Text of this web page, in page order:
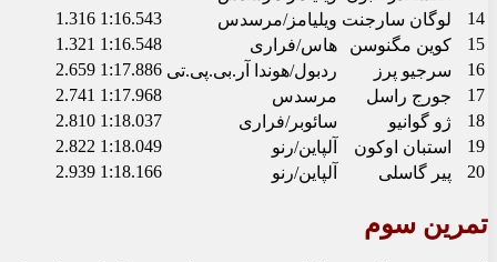
14
لوگان سارجنت ویلیامز/مرسدس 1:16.543
1.316
15
کوین مگنوسن هاس/فراری 1:16.548
1.321
16
سرجیو پرز ردبول/هوندا آر.بی.پی.تی 1:17.886
2.659
17
جورج راسل مرسدس 1:17.968
2.741
18
ژو گوانیو سائوبر/فراری 1:18.037
2.810
19
استبان اوکون آلپاین/رنو 1:18.049
2.822
20
پیر گاسلی آلپاین/رنو 1:18.166
2.939
تمرین سوم